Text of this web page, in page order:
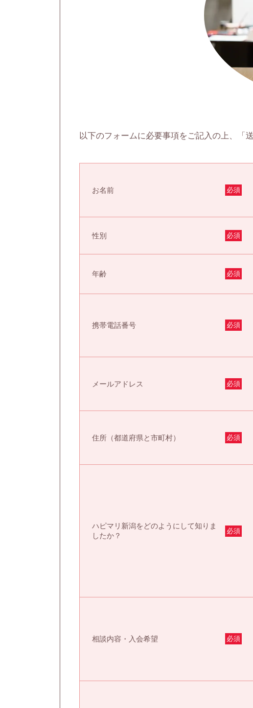
以下のフォームに必要事項をご記入の上、「
お名前 必須
性別 必須
年齢 必須
携帯電話番号 必須
メールアドレス 必須
住所（都道府県と市町村） 必須
ハピマリ新潟をどのようにして知りま
したか？
必須
相談内容・入会希望 必須